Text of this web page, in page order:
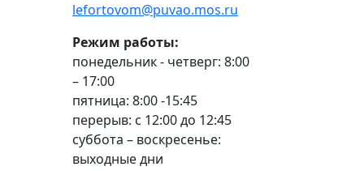
lefortovom@puvao.mos.ru
Режим работы:
понедельник - четверг: 8:00
– 17:00
пятница: 8:00 -15:45
перерыв: с 12:00 до 12:45
суббота – воскресенье:
выходные дни